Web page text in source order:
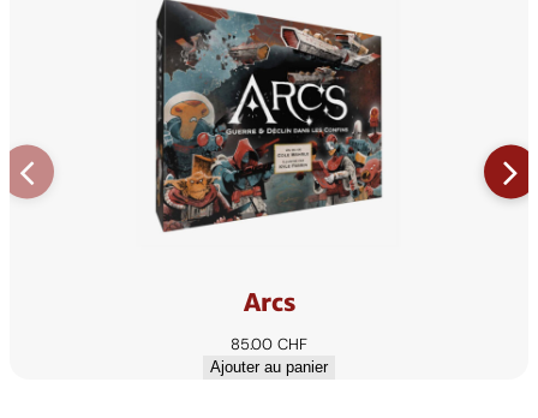
Arcs
85.00 CHF
Ajouter au panier